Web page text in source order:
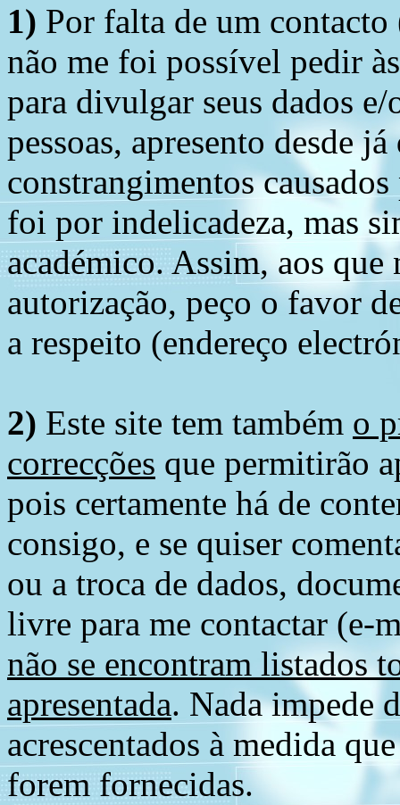
1) Por falta de um
não me foi possível pedir
para divulgar seus dados
pessoas, apresento desde
constrangimentos
foi por indelicadeza, mas
académico. Assim, aos
autorização, peço o favor
a respeito (endereço
2) Este site tem também o
correcções que permitirão
pois certamente há de
consigo, e se quiser
ou a troca de dados,
livre para me contactar (e-
não se encontram listados
apresentada. Nada impede
acrescentados à medida
forem fornecidas.